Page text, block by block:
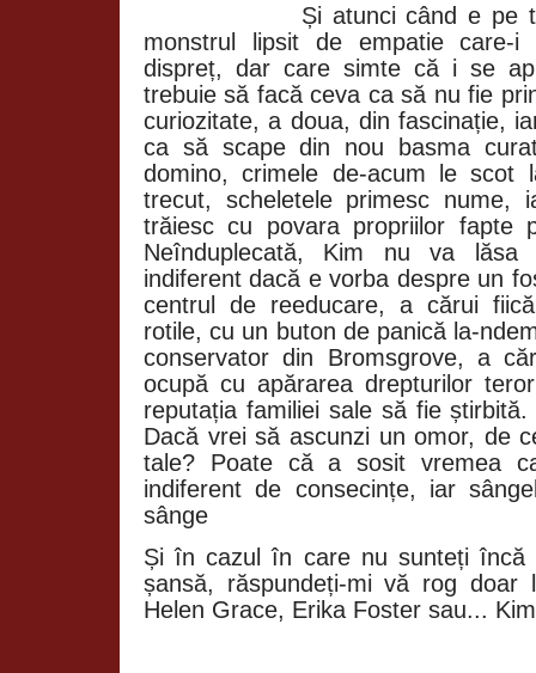
Și atunci când e pe
monstrul lipsit de empatie care-
dispreț, dar care simte că i se
trebuie să facă ceva ca să nu fie
curiozitate, a doua, din fascinație,
ca să scape din nou basma
domino, crimele de-acum le scot
trecut, scheletele primesc nume,
trăiesc cu povara propriilor fapte
Neînduplecată, Kim nu va
indiferent dacă e vorba despre un
centrul de reeducare, a cărui
rotile, cu un buton de panică la-
conservator din Bromsgrove, a
ocupă cu apărarea drepturilor
reputația familiei sale să fie
Dacă vrei să ascunzi un omor, de
tale? Poate că a sosit vremea
indiferent de consecințe, iar
sânge
Și în cazul în care nu sunteți încă
șansă, răspundeți-mi vă rog doar
Helen Grace, Erika Foster sau...